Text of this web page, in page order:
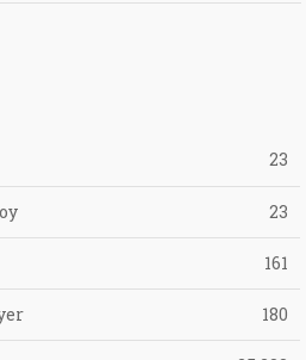
23
23
161
180